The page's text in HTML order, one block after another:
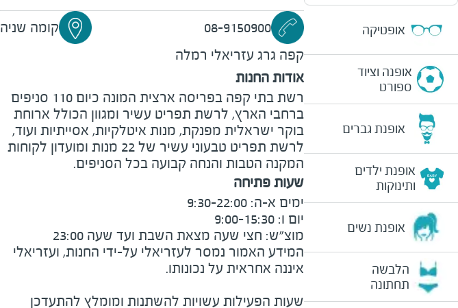
אופטיקה
אופנה וציוד
ספורט
אופנת גברים
אופנת ילדים
ותינוקות
אופנת נשים
הלבשה
תחתונה
08-9150900
קומה שניה
קפה גרג עזריאלי רמלה
אודות החנות
רשת בתי קפה בפריסה ארצית המונה כיום 110 סניפים
ברחבי הארץ, לרשת תפריט עשיר ומגוון הכולל ארוחת
בוקר ישראלית מפנקת, מנות איטלקיות, אסייתיות ועוד,
לרשת תפריט טבעוני עשיר של 22 מנות ומועדון לקוחות
המקנה הטבות והנחה קבועה בכל הסניפים.
שעות פתיחה
מוצ״ש: חצי שעה מצאת השבת ועד שעה 23:00
המידע האמור נמסר לעזריאלי על-ידי החנות, ועזריאלי
שעות הפעילות עשויות להשתנות ומומלץ להתעדכן